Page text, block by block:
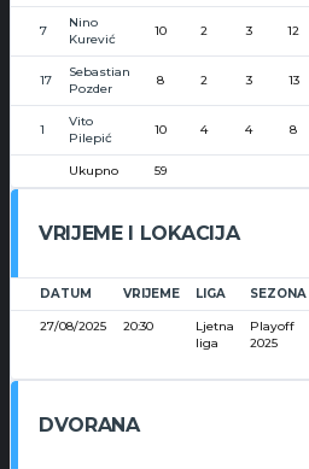
7
Nino
Kurević
10 2 3 12
17
Sebastian
Pozder
8 2 3 13
1
Vito
Pilepić
10 4 4 8
Ukupno 59
VRIJEME I LOKACIJA
DATUM VRIJEME LIGA SEZONA
27/08/2025 20:30
Ljetna
liga
Playoff
2025
DVORANA